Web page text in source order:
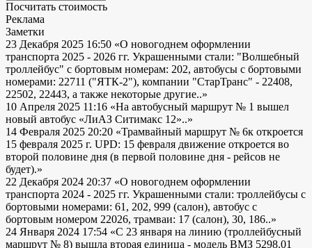
Посчитать стоимость
Реклама
Заметки
23 Декабря 2025 16:50 «О новогоднем оформлении
транспорта 2025 - 2026 гг. Украшенными стали: "Волшебный
троллейбус" с бортовым номерам: 202, автобусы с бортовыми
номерами: 22711 ("ЯТК-2"), компании "СтарТранс" - 22408,
22502, 22443, а также некоторые другие..»
10 Апреля 2025 11:16 «На автобусный маршрут № 1 вышел
новый автобус «ЛиАЗ Ситимакс 12»..»
14 Февраля 2025 20:20 «Трамвайный маршрут № 6к откроется
15 февраля 2025 г. UPD: 15 февраля движение откроется во
второй половине дня (в первой половине дня - рейсов не
будет).»
22 Декабря 2024 20:37 «О новогоднем оформлении
транспорта 2024 - 2025 гг. Украшенными стали: троллейбусы с
бортовыми номерами: 61, 202, 999 (салон), автобус с
бортовым номером 22026, трамваи: 17 (салон), 30, 186..»
24 Января 2024 17:54 «С 23 января на линию (троллейбусный
маршрут № 8) вышла вторая единица - модель ВМЗ 5298.01